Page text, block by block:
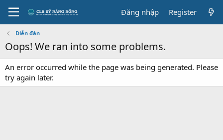
Đăng nhập Register
Diễn đàn
Oops! We ran into some problems.
An error occurred while the page was being generated. Please
try again later.